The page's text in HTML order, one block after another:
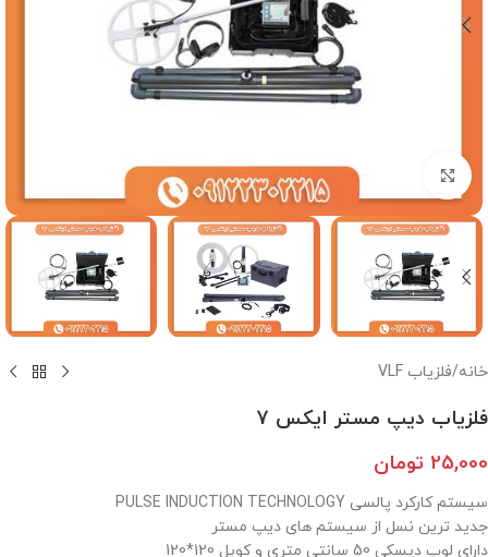
برای بزرگنمایی کلیک کنید
خانه/فلزیاب VLF
فلزیاب دیپ مستر ایکس 7
25,000 تومان
سیستم کارکرد پالسی PULSE INDUCTION TECHNOLOGY
جدید ترین نسل از سیستم های دیپ مستر
دارای لوپ ديسکی 50 سانتی متری و کویل 120*120